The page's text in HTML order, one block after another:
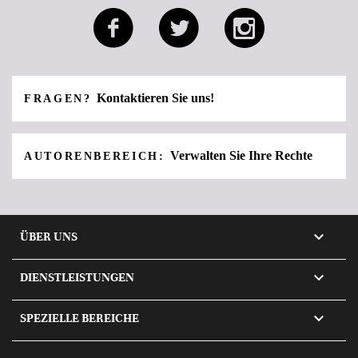
FRAGEN?Kontaktieren Sie uns!
AUTORENBEREICH:Verwalten Sie Ihre Rechte
ÜBER UNS 
DIENSTLEISTUNGEN 
SPEZIELLE BEREICHE 